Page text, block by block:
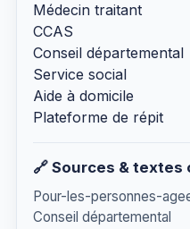
Médecin traitant
CCAS
Conseil départemental
Service social
Aide à domicile
Plateforme de répit
🔗 Sources &
Pour-les-personnes-
Conseil départemental